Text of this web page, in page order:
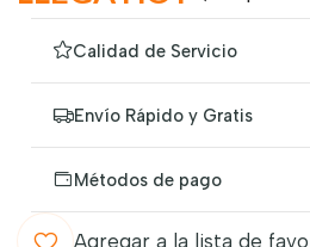
Calidad de Servicio
Envío Rápido y Gratis
Métodos de pago
Agregar a la lista de